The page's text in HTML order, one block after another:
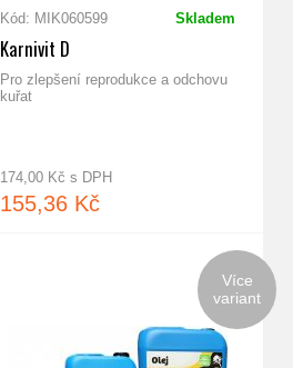
Kód: MIK060599 Skladem
Karnivit D
Pro zlepšení reprodukce a odchovu
kuřat
174,00 Kč s DPH
155,36 Kč
Více
variant